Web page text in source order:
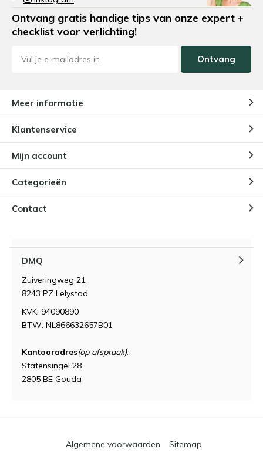
Ontvang gratis handige tips van onze expert +
checklist voor verlichting!
Ontvang
Meer informatie
Klantenservice
Mijn account
Categorieën
Contact
DMQ
Zuiveringweg 21
8243 PZ Lelystad
KVK: 94090890
BTW: NL866632657B01
Kantooradres(op afspraak):
Statensingel 28
2805 BE Gouda
Algemene voorwaarden Sitemap